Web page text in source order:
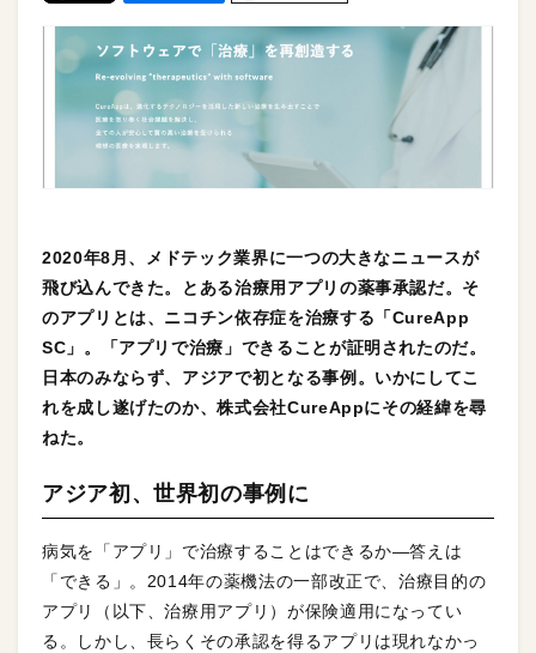
2020年8月、メドテック業界に一つの大きなニュースが
飛び込んできた。とある治療用アプリの薬事承認だ。そ
のアプリとは、ニコチン依存症を治療する「CureApp
SC」。「アプリで治療」できることが証明されたのだ。
日本のみならず、アジアで初となる事例。いかにしてこ
れを成し遂げたのか、株式会社CureAppにその経緯を尋
ねた。
アジア初、世界初の事例に
病気を「アプリ」で治療することはできるか—答えは
「できる」。2014年の薬機法の一部改正で、治療目的の
アプリ（以下、治療用アプリ）が保険適用になってい
る。しかし、長らくその承認を得るアプリは現れなかっ